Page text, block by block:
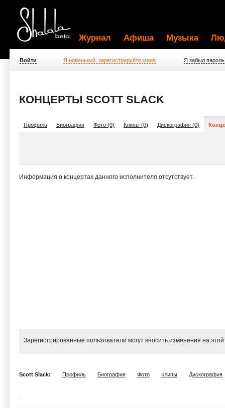
Журнал Афиша Музыка
Войти Я новенький, зарегистрируйте меня Я забыл пароль
КОНЦЕРТЫ SCOTT SLACK
Профиль Биография Фото (0) Клипы (0) Дискография (0)
Информация о концертах данного исполнителя отсутствует.
Зарегистрированные пользователи могут вносить изменения на
Scott Slack: Профиль Биография Фото Клипы Дискография